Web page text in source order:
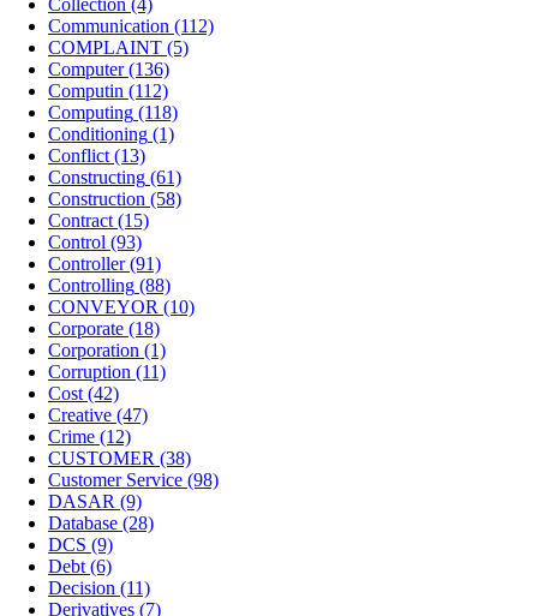
Collection (4)
Communication (112)
COMPLAINT (5)
Computer(136)
Computin (112)
Computing (118)
Conditioning (1)
Conflict(13)
Constructing (61)
Construction (58)
Contract(15)
Control (93)
Controller(91)
Controlling (88)
CONVEYOR (10)
Corporate (18)
Corporation (1)
Corruption (11)
Cost(42)
Creative (47)
Crime (12)
CUSTOMER (38)
Customer Service (98)
DASAR (9)
Database (28)
DCS (9)
Debt(6)
Decision (11)
Derivatives (7)